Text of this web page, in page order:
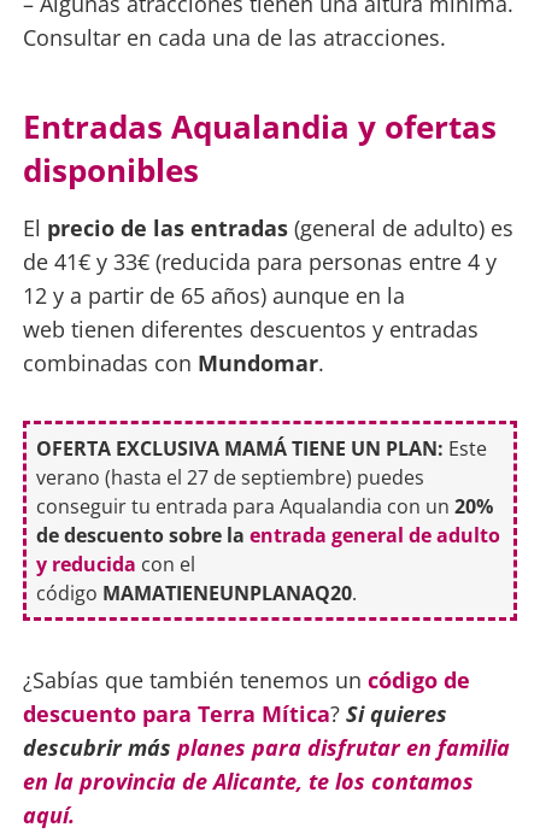
Consultar en cada una de las atracciones.
Entradas Aqualandia y ofertas
disponibles
El precio de las entradas(general de adulto) es
de 41€ y 33€ (reducida para personas entre 4 y
12 y a partir de 65 años) aunque en la
web tienen diferentes descuentos y entradas
combinadas con Mundomar.
OFERTA EXCLUSIVA MAMÁ TIENE UN PLAN: Este
verano (hasta el 27 de septiembre) puedes
conseguir tu entrada para Aqualandia con un20%
de descuento sobre laentrada general de adulto
y reducida con el
código MAMATIENEUNPLANAQ20.
¿Sabías que también tenemos un código de
descuento para Terra Mítica? Si quieres
descubrir más planes para disfrutar en familia
en la provincia de Alicante, te los contamos
aquí.